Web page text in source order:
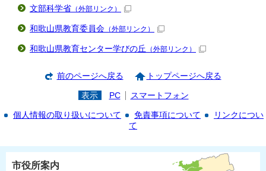
文部科学省 （外部リンク）
和歌山県教育委員会 （外部リンク）
和歌山県教育センター学びの丘 （外部リンク）
前のページへ戻る トップページへ戻る
表示 PC スマートフォン
個人情報の取り扱いについて 免責事項について
リンクについ
て
市役所案内